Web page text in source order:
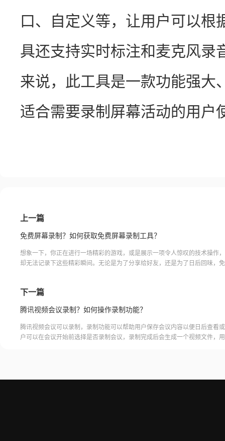
口、自定义等，让用户可以根
具还支持实时标注和麦克风录
来说，此工具是一款功能强大
适合需要录制屏幕活动的用户
上一篇
免费屏幕录制？如何获取免费屏幕录制工具？
想象一下，你正在进行一场精彩的游戏，或是展示一项令人惊叹的技术操作
却无法记录下这些精彩瞬间。无论是为了分享给好友，还是为了日后回味，
你的创意和技术尽情展现。无论是教学演示、游戏攻略还是视频剪辑，免费
下一篇
腾讯视频会议录制？如何操作录制功能？
腾讯视频会议可以录制，录制功能可以帮助用户保存会议内容以便日后查看
户可以在会议开始前选择是否录制会议，录制完成后会生成一个视频文件，